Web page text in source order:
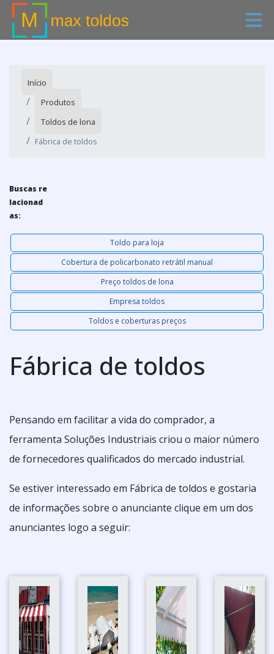
Início
Produtos
Toldos de lona
Fábrica de toldos
Buscas re
lacionad
as:
Toldo para loja
Cobertura de policarbonato retrátil manual
Preço toldos de lona
Empresa toldos
Toldos e coberturas preços
Fábrica de toldos
Pensando em facilitar a vida do comprador, a
ferramenta Soluções Industriais criou o maior número
de fornecedores qualificados do mercado industrial.
Se estiver interessado em Fábrica de toldos e gostaria
de informações sobre o anunciante clique em um dos
anunciantes logo a seguir: